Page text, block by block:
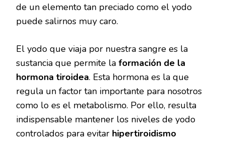
de un elemento tan preciado como el yodo
puede salirnos muy caro.
El yodo que viaja por nuestra sangre es la
sustancia que permite la formación de la
hormona tiroidea. Esta hormona es la que
regula un factor tan importante para nosotros
como lo es el metabolismo. Por ello, resulta
indispensable mantener los niveles de yodo
controlados para evitar hipertiroidismo